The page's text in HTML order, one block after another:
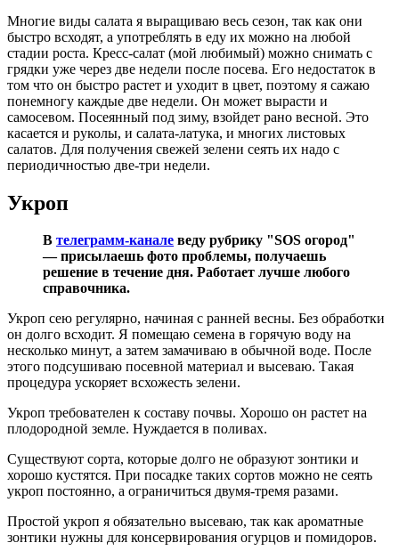
Многие виды салата я выращиваю весь сезон, так как они
быстро всходят, а употреблять в еду их можно на любой
стадии роста. Кресс-салат (мой любимый) можно снимать с
грядки уже через две недели после посева. Его недостаток в
том что он быстро растет и уходит в цвет, поэтому я сажаю
понемногу каждые две недели. Он может вырасти и
самосевом. Посеянный под зиму, взойдет рано весной. Это
касается и руколы, и салата-латука, и многих листовых
салатов. Для получения свежей зелени сеять их надо с
периодичностью две-три недели.
Укроп
В телеграмм-канале веду рубрику "SOS огород"
— присылаешь фото проблемы, получаешь
решение в течение дня. Работает лучше любого
справочника.
Укроп сею регулярно, начиная с ранней весны. Без обработки
он долго всходит. Я помещаю семена в горячую воду на
несколько минут, а затем замачиваю в обычной воде. После
этого подсушиваю посевной материал и высеваю. Такая
процедура ускоряет всхожесть зелени.
Укроп требователен к составу почвы. Хорошо он растет на
плодородной земле. Нуждается в поливах.
Существуют сорта, которые долго не образуют зонтики и
хорошо кустятся. При посадке таких сортов можно не сеять
укроп постоянно, а ограничиться двумя-тремя разами.
Простой укроп я обязательно высеваю, так как ароматные
зонтики нужны для консервирования огурцов и помидоров.